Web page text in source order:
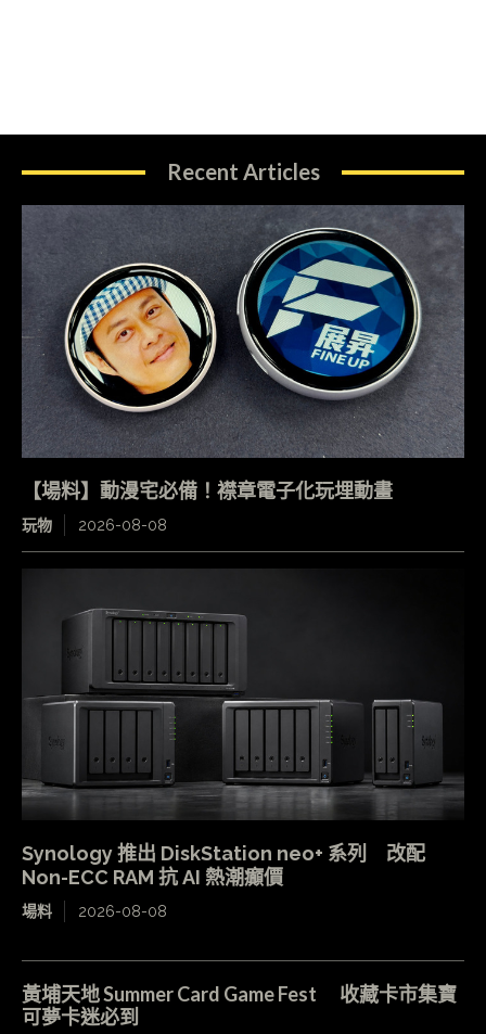
Recent Articles
【場料】動漫宅必備！襟章電子化玩埋動畫
玩物 2026-08-08
Synology 推出 DiskStation neo+ 系列 改配
Non-ECC RAM 抗 AI 熱潮癲價
場料 2026-08-08
黃埔天地 Summer Card Game Fest 收藏卡市集寶
可夢卡迷必到